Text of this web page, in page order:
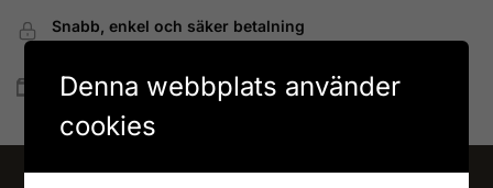
Snabb, enkel och säker betalning
Snabb leverans
Lagervaror skickas vanligtvis inom 1-4 vardagar
Denna webbplats använder
cookies